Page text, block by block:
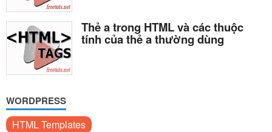
Thẻ a trong HTML và các thuộc
tính của thẻ a thường dùng
WORDPRESS
HTML Templates